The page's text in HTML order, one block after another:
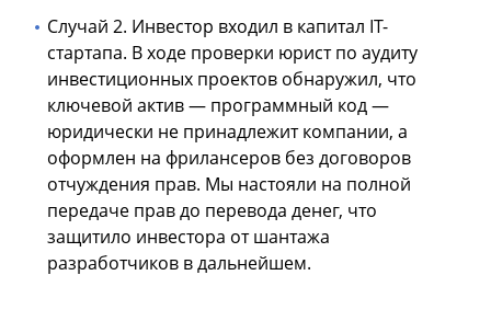
Случай 2. Инвестор входил в капитал IT-
стартапа. В ходе проверки юрист по аудиту
инвестиционных проектов обнаружил, что
ключевой актив — программный код —
юридически не принадлежит компании, а
оформлен на фрилансеров без договоров
отчуждения прав. Мы настояли на полной
передаче прав до перевода денег, что
защитило инвестора от шантажа
разработчиков в дальнейшем.